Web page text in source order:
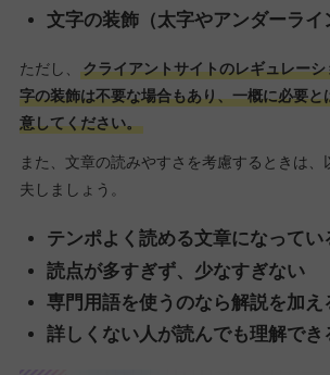
文字の装飾（太字やアンダーライ
ただし、
クライアントサイトのレギュレー
字の装飾は不要な場合もあり、一概に必要と
意してください。
また、文章の読みやすさを考慮するときは、
夫しましょう。
テンポよく読める文章になってい
読点が多すぎず、少なすぎない
専門用語を使うのなら解説を加え
詳しくない人が読んでも理解でき